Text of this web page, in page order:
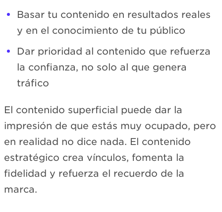
Basar tu contenido en resultados reales
y en el conocimiento de tu público
Dar prioridad al contenido que refuerza
la confianza, no solo al que genera
tráfico
El contenido superficial puede dar la
impresión de que estás muy ocupado, pero
en realidad no dice nada. El contenido
estratégico crea vínculos, fomenta la
fidelidad y refuerza el recuerdo de la
marca.